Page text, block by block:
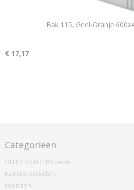
Bak 115, Geel-Oranje
€ 17,17
Categorieën
OFFICEKNALLERS deals
Kantoorartikelen
Inbinden